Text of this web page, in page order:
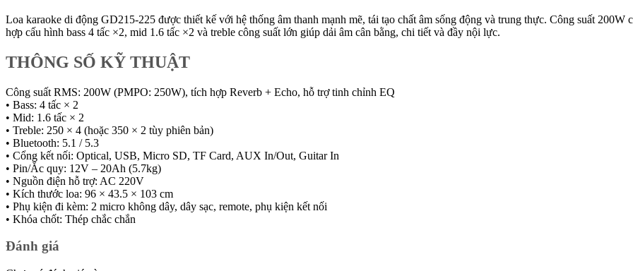
Loa karaoke di động GD215-225 được thiết kế với hệ thống âm thanh mạnh mẽ, tái tạo chất âm sống động và trung thực. Công suất 200W
hợp cấu hình bass 4 tấc ×2, mid 1.6 tấc ×2 và treble công suất lớn giúp dải âm cân bằng, chi tiết và đầy nội lực.
THÔNG SỐ KỸ THUẬT
Công suất RMS: 200W (PMPO: 250W), tích hợp Reverb + Echo, hỗ trợ tinh chỉnh EQ
• Bass: 4 tấc × 2
• Mid: 1.6 tấc × 2
• Treble: 250 × 4 (hoặc 350 × 2 tùy phiên bản)
• Bluetooth: 5.1 / 5.3
• Cổng kết nối: Optical, USB, Micro SD, TF Card, AUX In/Out, Guitar In
• Pin/Ắc quy: 12V – 20Ah (5.7kg)
• Nguồn điện hỗ trợ: AC 220V
• Kích thước loa: 96 × 43.5 × 103 cm
• Phụ kiện đi kèm: 2 micro không dây, dây sạc, remote, phụ kiện kết nối
• Khóa chốt: Thép chắc chắn
Đánh giá